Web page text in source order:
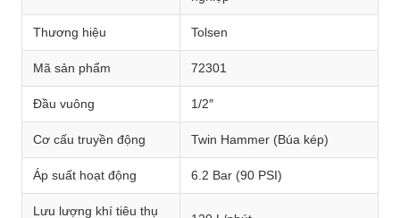
Thương hiệu Tolsen
Mã sản phẩm 72301
Đầu vuông 1/2″
Cơ cấu truyền động Twin Hammer (Búa kép)
Áp suất hoạt động 6.2 Bar (90 PSI)
Lưu lượng khí tiêu thụ